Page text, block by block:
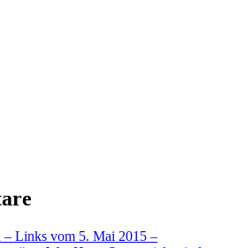
– Links vom 5. Mai 2015 –